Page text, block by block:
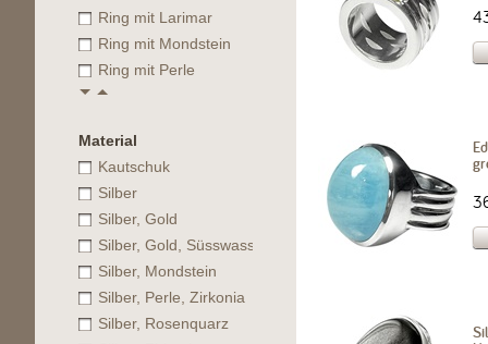
Ring mit Larimar
Ring mit Mondstein
Ring mit Perle
Material
Kautschuk
Silber
Silber, Gold
Silber, Gold, Süsswasserperle
Silber, Mondstein
Silber, Perle, Zirkonia
Silber, Rosenquarz